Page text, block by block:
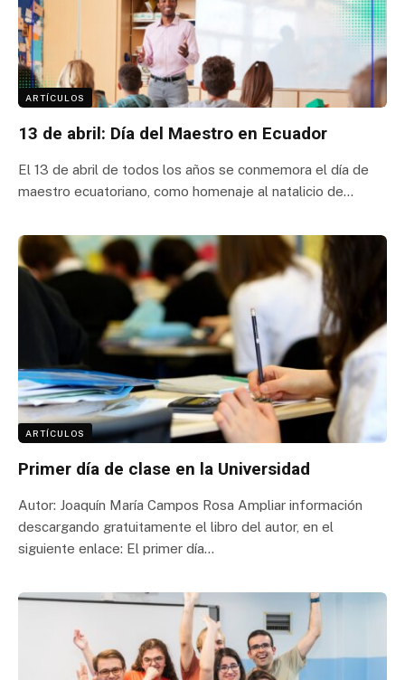
ARTÍCULOS
13 de abril: Día del Maestro en Ecuador
El 13 de abril de todos los años se conmemora el día de
maestro ecuatoriano, como homenaje al natalicio de…
ARTÍCULOS
Primer día de clase en la Universidad
Autor: Joaquín María Campos Rosa Ampliar información
descargando gratuitamente el libro del autor, en el
siguiente enlace: El primer día…